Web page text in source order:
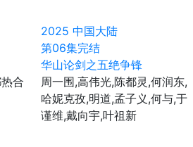
合
2025 中国大陆
第06集完结
华山论剑之五绝争锋
周一围,高伟光,陈都灵,何润东,
哈妮克孜,明道,孟子义,何与,于
谨维,戴向宇,叶祖新